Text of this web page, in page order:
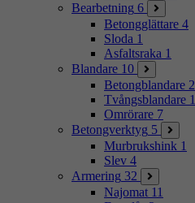
Bearbetning 6
Betongglättare 4
Sloda 1
Asfaltsraka 1
Blandare 10
Betongblandare 2
Tvångsblandare 1
Omrörare 7
Betongverktyg 5
Murbrukshink 1
Slev 4
Armering 32
Najomat 11